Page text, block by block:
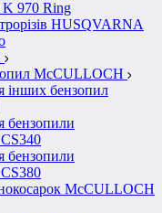
970 Ring
HUSQVARNA
McCULLOCH
інших бензопил
бензопили
бензопили
McCULLOCH